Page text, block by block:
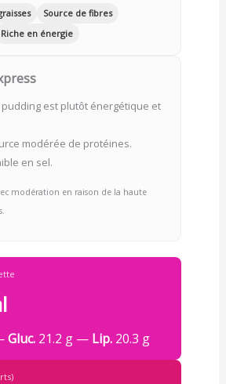
Source de fibres
Riche en énergie
est plutôt énergétique et
modérée de protéines.
en sel.
modération en raison de la haute
Gluc.21.2 g — Lip.20.3 g